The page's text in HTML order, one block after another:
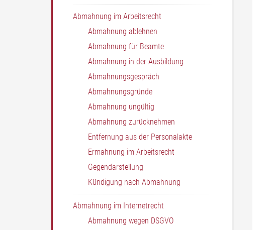
Abmahnung im Arbeitsrecht
Abmahnung ablehnen
Abmahnung für Beamte
Abmahnung in der Ausbildung
Abmahnungsgespräch
Abmahnungsgründe
Abmahnung ungültig
Abmahnung zurücknehmen
Entfernung aus der Personalakte
Ermahnung im Arbeitsrecht
Gegendarstellung
Kündigung nach Abmahnung
Abmahnung im Internetrecht
Abmahnung wegen DSGVO